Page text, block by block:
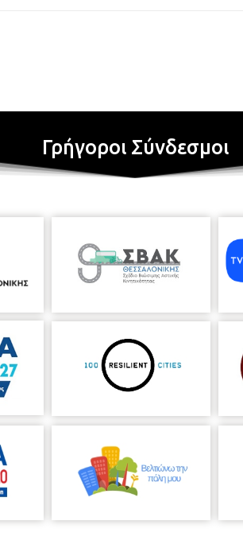
Γρήγοροι Σύνδεσμοι